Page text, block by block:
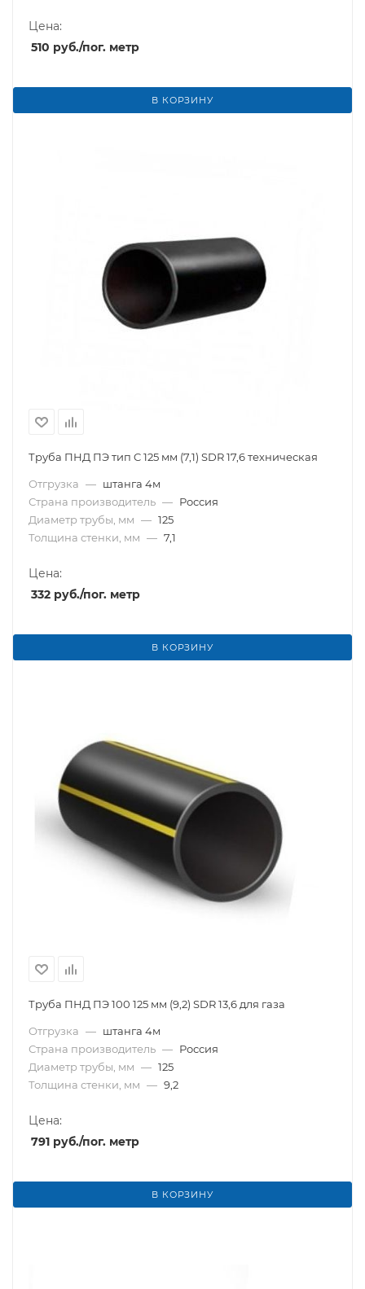
Цена:
510 руб./пог. метр
В КОРЗИНУ
Труба ПНД ПЭ тип C 125 мм (7,1) SDR 17,6 техническая
Отгрузка — штанга 4м
Страна производитель — Россия
Диаметр трубы, мм — 125
Толщина стенки, мм — 7,1
Цена:
332 руб./пог. метр
В КОРЗИНУ
Труба ПНД ПЭ 100 125 мм (9,2) SDR 13,6 для газа
Отгрузка — штанга 4м
Страна производитель — Россия
Диаметр трубы, мм — 125
Толщина стенки, мм — 9,2
Цена:
791 руб./пог. метр
В КОРЗИНУ